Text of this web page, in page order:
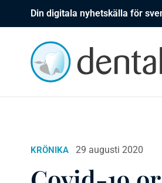
Din digitala nyhetskälla för
KRÖNIKA 29 augusti 2020